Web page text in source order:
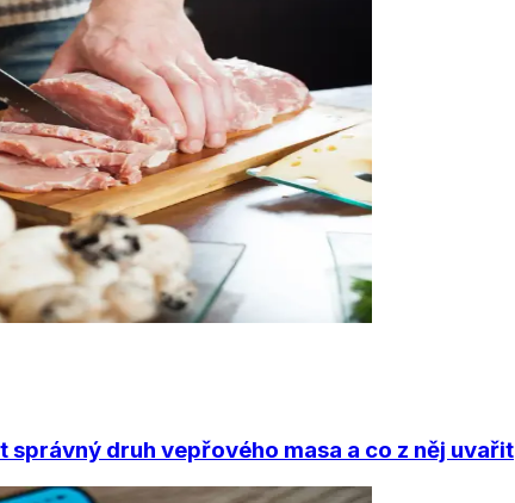
druh vepřového masa a co z něj uvařit